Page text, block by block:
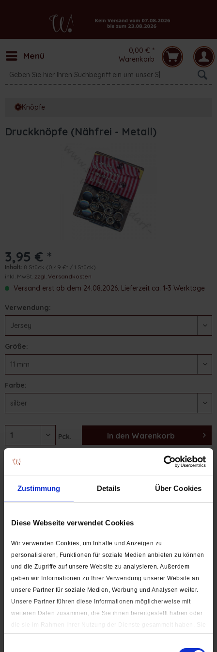
Zustimmung Details Über Cookies
Diese Webseite verwendet Cookies
Wir verwenden Cookies, um Inhalte und Anzeigen zu
personalisieren, Funktionen für soziale Medien anbieten zu können
und die Zugriffe auf unsere Website zu analysieren. Außerdem
geben wir Informationen zu Ihrer Verwendung unserer Website an
unsere Partner für soziale Medien, Werbung und Analysen weiter.
Unsere Partner führen diese Informationen möglicherweise mit
weiteren Daten zusammen, die Sie ihnen bereitgestellt haben oder
die sie im Rahmen Ihrer Nutzung der Dienste gesammelt haben. Sie
Menü
0,00 € *
Warenkorb
Knöpfe
Druckknöpfe (Nähfrei - Metall)
3,95 € *
Inhalt: 8 Stück (0,49 €* / 1 Stück)
inkl. MwSt. zzgl. Versandkosten
Versand erst ab dem 24.08.2026. Lieferzeit ca. 1-3 Werktage
Verwendung:
Größe:
Farbe:
Pck. In den Warenkorb
SCHNELLAUSWAHL:
Jersey
Anorak